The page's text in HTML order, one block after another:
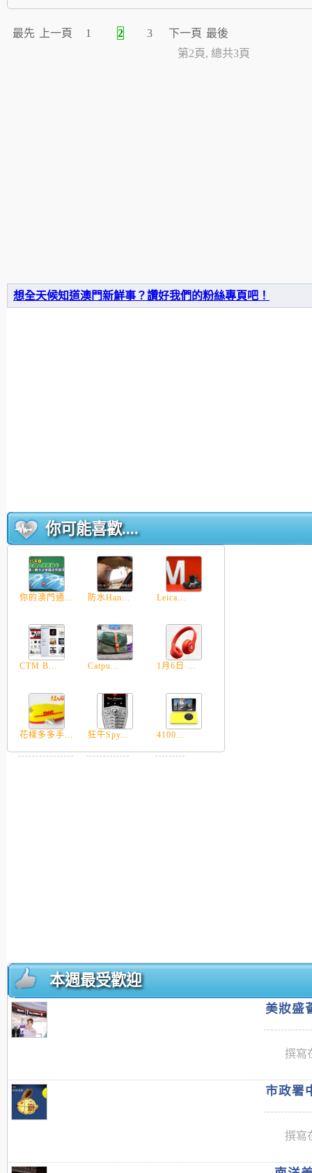
最先 上一頁 1 2 3 下一頁 最後
第2頁, 總共3頁
想全天候知道澳門新鮮事？讚好我們的粉絲專頁吧！
你可能喜歡....
你的澳門通... 防水Han... Leica...
CTM B... Catpu... 1月6日 ...
花樣多多手... 狂牛Spy... 4100...
本週最受歡迎
美妝盛
撰寫
市政署
撰寫